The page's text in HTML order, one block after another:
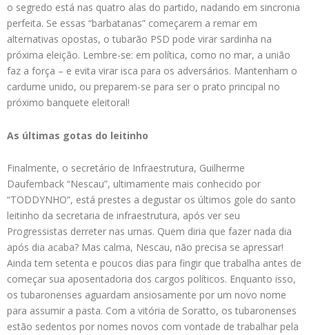
o segredo está nas quatro alas do partido, nadando em sincronia
perfeita. Se essas “barbatanas” começarem a remar em
alternativas opostas, o tubarão PSD pode virar sardinha na
próxima eleição. Lembre-se: em política, como no mar, a união
faz a força – e evita virar isca para os adversários. Mantenham o
cardume unido, ou preparem-se para ser o prato principal no
próximo banquete eleitoral!
As últimas gotas do leitinho
Finalmente, o secretário de Infraestrutura, Guilherme
Daufemback “Nescau”, ultimamente mais conhecido por
“TODDYNHO”, está prestes a degustar os últimos gole do santo
leitinho da secretaria de infraestrutura, após ver seu
Progressistas derreter nas urnas. Quem diria que fazer nada dia
após dia acaba? Mas calma, Nescau, não precisa se apressar!
Ainda tem setenta e poucos dias para fingir que trabalha antes de
começar sua aposentadoria dos cargos políticos. Enquanto isso,
os tubaronenses aguardam ansiosamente por um novo nome
para assumir a pasta. Com a vitória de Soratto, os tubaronenses
estão sedentos por nomes novos com vontade de trabalhar pela